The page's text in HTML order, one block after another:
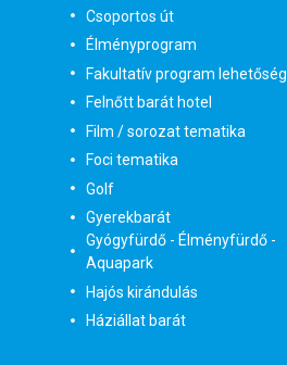
Csoportos út
Élményprogram
Fakultatív program lehetőség
Felnőtt barát hotel
Film / sorozat tematika
Foci tematika
Golf
Gyerekbarát
Gyógyfürdő - Élményfürdő -
Aquapark
Hajós kirándulás
Háziállat barát